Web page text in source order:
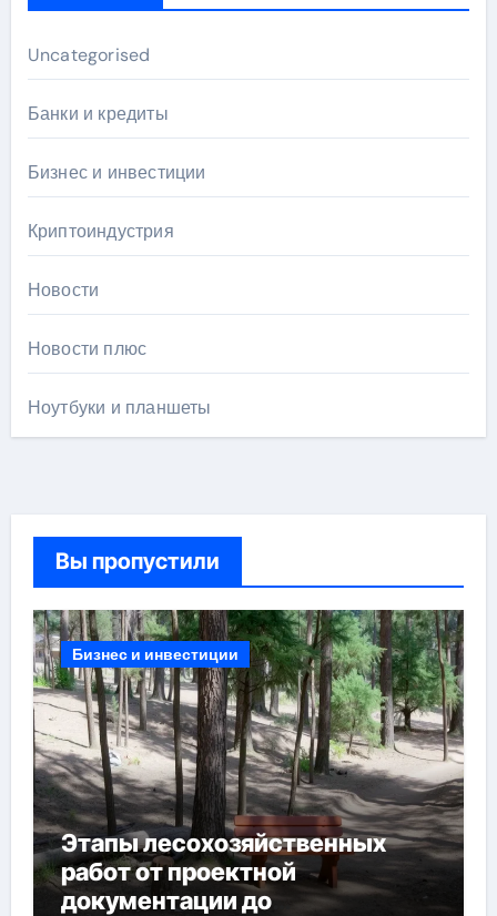
Uncategorised
Банки и кредиты
Бизнес и инвестиции
Криптоиндустрия
Новости
Новости плюс
Ноутбуки и планшеты
Вы пропустили
Бизнес и инвестиции
Этапы лесохозяйственных
работ от проектной
документации до